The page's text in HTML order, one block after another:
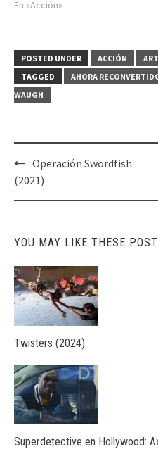
En «Acción»
POSTED UNDER ACCIÓN
TAGGED
AHORA
WAUGH
Post
navigation
Operación Swordfish
(2021)
YOU MAY LIKE THESE
Twisters (2024)
Superdetective en Hollywood: